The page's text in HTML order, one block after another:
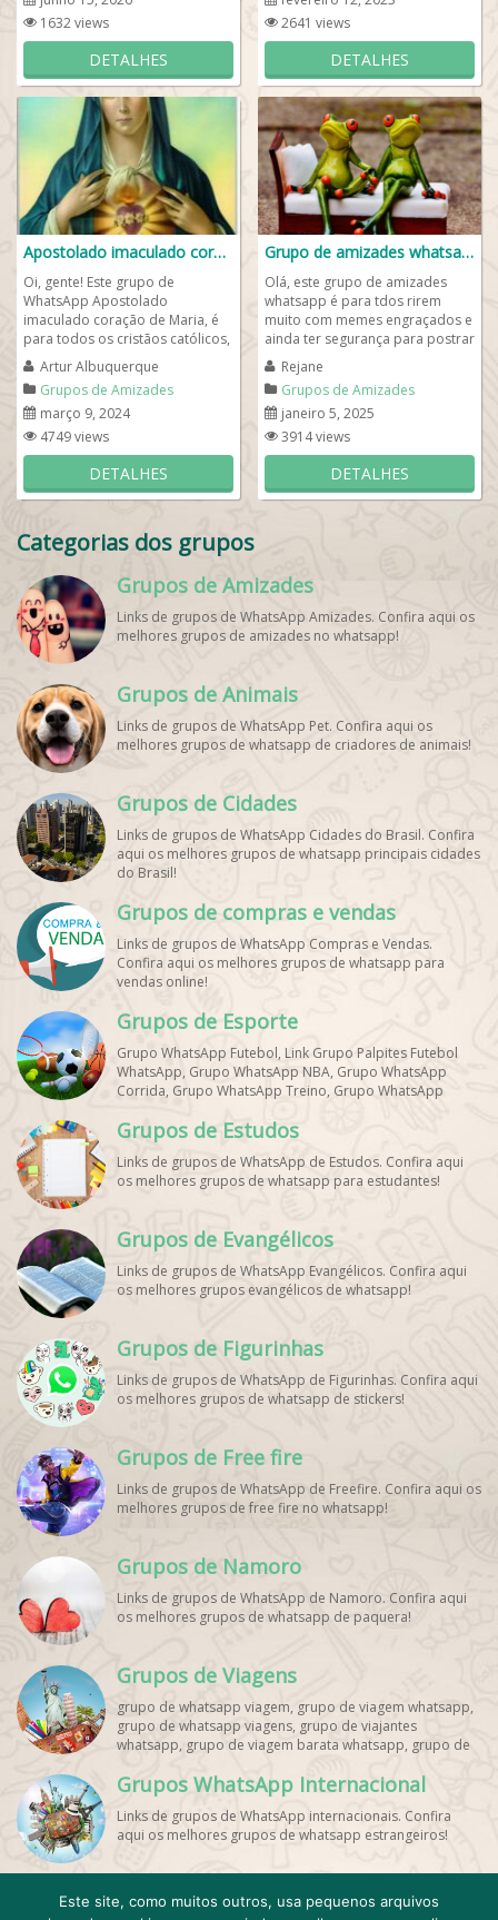
1632 views
DETALHES
2641 views
DETALHES
Apostolado imaculado coração de Maria
Oi, gente! Este grupo de
WhatsApp Apostolado
imaculado coração de Maria, é
para todos os cristãos católicos,
então entre e saiba que o intuito
é...
Artur Albuquerque
Grupos de Amizades
março 9, 2024
4749 views
DETALHES
Grupo de amizades whatsapp❤️
Olá, este grupo de amizades
whatsapp é para tdos rirem
muito com memes engraçados e
ainda ter segurança para postrar
suas mensagens e ainda chamar
no...
Rejane
Grupos de Amizades
janeiro 5, 2025
3914 views
DETALHES
Categorias dos grupos
Grupos de Amizades
Links de grupos de WhatsApp Amizades. Confira aqui os
melhores grupos de amizades no whatsapp!
Grupos de Animais
Links de grupos de WhatsApp Pet. Confira aqui os
melhores grupos de whatsapp de criadores de animais!
Grupos de Cidades
Links de grupos de WhatsApp Cidades do Brasil. Confira
aqui os melhores grupos de whatsapp principais cidades
do Brasil!
Grupos de compras e vendas
Links de grupos de WhatsApp Compras e Vendas.
Confira aqui os melhores grupos de whatsapp para
vendas online!
Grupos de Esporte
Grupo WhatsApp Futebol, Link Grupo Palpites Futebol
WhatsApp, Grupo WhatsApp NBA, Grupo WhatsApp
Corrida, Grupo WhatsApp Treino, Grupo WhatsApp
WhatsApp, Grupo de Torcedores [Nome do Time]
WhatsApp, Link de Grupos de Esporte Grátis, Grupo
WhatsApp Dicas de Treino, Grupo WhatsApp Futebol Ao
Vivo. Grupo WhatsApp Esporte, Grupos de Esporte
WhatsApp Esporte, Grupo WhatsApp Futebol, Link Grupo
Palpites Futebol WhatsApp, Grupo WhatsApp NBA,
Grupos de Estudos
Links de grupos de WhatsApp de Estudos. Confira aqui
os melhores grupos de whatsapp para estudantes!
Grupos de Evangélicos
Links de grupos de WhatsApp Evangélicos. Confira aqui
os melhores grupos evangélicos de whatsapp!
Grupos de Figurinhas
Links de grupos de WhatsApp de Figurinhas. Confira aqui
os melhores grupos de whatsapp de stickers!
Grupos de Free fire
Links de grupos de WhatsApp de Freefire. Confira aqui os
melhores grupos de free fire no whatsapp!
Grupos de Namoro
Links de grupos de WhatsApp de Namoro. Confira aqui
os melhores grupos de whatsapp de paquera!
Grupos de Viagens
grupo de whatsapp viagem, grupo de viagem whatsapp,
grupo de whatsapp viagens, grupo de viajantes
whatsapp, grupo de viagem barata whatsapp, grupo de
grupo de excursão whatsapp, grupo de viagem em
grupo whatsapp, grupo de viagens nacionais whatsapp,
grupo de viagens internacionais whatsapp, grupo de
viagem brasil whatsapp, grupo de viagem europa
viagem promoção whatsapp, grupo de viagem
econômica whatsapp, grupo de viagem casal whatsapp,
grupo de viagem amigos whatsapp, grupo de viagem
Grupos WhatsApp Internacional
Links de grupos de WhatsApp internacionais. Confira
aqui os melhores grupos de whatsapp estrangeiros!
Este site, como muitos outros, usa pequenos arquivos